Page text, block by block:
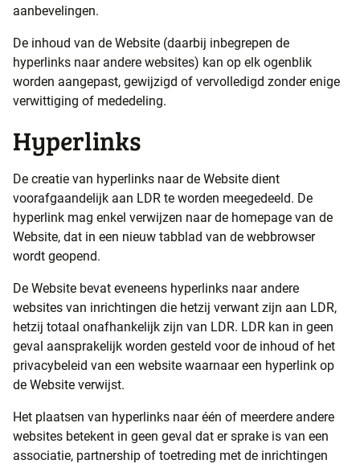
aanbevelingen.
De inhoud van de Website (daarbij inbegrepen de
hyperlinks naar andere websites) kan op elk ogenblik
worden aangepast, gewijzigd of vervolledigd zonder enige
verwittiging of mededeling.
Hyperlinks
De creatie van hyperlinks naar de Website dient
voorafgaandelijk aan LDR te worden meegedeeld. De
hyperlink mag enkel verwijzen naar de homepage van de
Website, dat in een nieuw tabblad van de webbrowser
wordt geopend.
De Website bevat eveneens hyperlinks naar andere
websites van inrichtingen die hetzij verwant zijn aan LDR,
hetzij totaal onafhankelijk zijn van LDR. LDR kan in geen
geval aansprakelijk worden gesteld voor de inhoud of het
privacybeleid van een website waarnaar een hyperlink op
de Website verwijst.
Het plaatsen van hyperlinks naar één of meerdere andere
websites betekent in geen geval dat er sprake is van een
associatie, partnership of toetreding met de inrichtingen